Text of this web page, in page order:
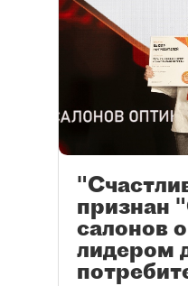
признан
салонов
лидером